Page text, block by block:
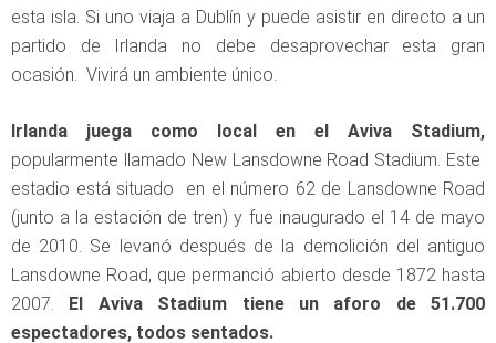
esta isla. Si uno viaja a Dublín y puede asistir en directo a un
partido de Irlanda no debe desaprovechar esta gran
ocasión. Vivirá un ambiente único.
Irlanda juega como local en el Aviva Stadium,
popularmente llamado New Lansdowne Road Stadium. Este
estadio está situado en el número 62 de Lansdowne Road
(junto a la estación de tren) y fue inaugurado el 14 de mayo
de 2010. Se levanó después de la demolición del antiguo
Lansdowne Road, que permanció abierto desde 1872 hasta
2007. El Aviva Stadium tiene un aforo de 51.700
espectadores, todos sentados.